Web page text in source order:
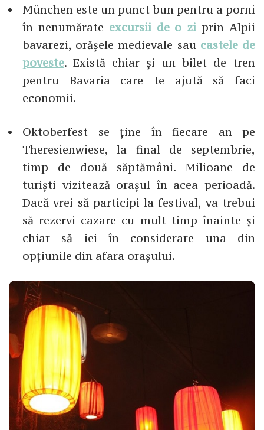
München este un punct bun pentru a porni
în nenumărate excursii de o zi prin Alpii
bavarezi, orășele medievale sau castele de
poveste. Există chiar și un bilet de tren
pentru Bavaria care te ajută să faci
economii.
Oktoberfest se ține în fiecare an pe
Theresienwiese, la final de septembrie,
timp de două săptămâni. Milioane de
turiști vizitează orașul în acea perioadă.
Dacă vrei să participi la festival, va trebui
să rezervi cazare cu mult timp înainte și
chiar să iei în considerare una din
opțiunile din afara orașului.